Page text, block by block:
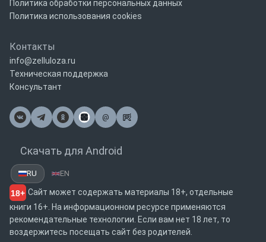
Политика обработки персональных данных
Политика использования cookies
Контакты
info@zelluloza.ru
Техническая поддержка
Консультант
@
Почта
Скачать для Android
RU EN
18+ Сайт может содержать материалы 18+, отдельные
книги 16+. На информационном ресурсе применяются
рекомендательные технологии. Если вам нет 18 лет, то
воздержитесь посещать сайт без родителей.